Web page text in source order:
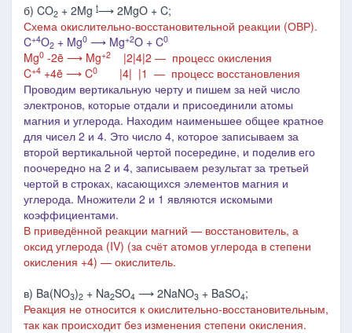
б) CO2 + 2Mg t⟶ 2MgO + C;
Схема окислительно-восстановительной реакции (ОВР).
C+4O2 + Mg0 ⟶ Mg+2O + C0
Mg0 -2ē ⟶ Mg+2 |2|4|2 ― процесс окисления
C+4 +4ē ⟶ C0 |4| |1 ― процесс восстановления
Проводим вертикальную черту и пишем за ней число
электронов, которые отдали и присоединили атомы
магния и углерода. Находим наименьшее общее кратное
для чисел 2 и 4. Это число 4, которое записываем за
второй вертикальной чертой посередине, и поделив его
поочередно на 2 и 4, записываем результат за третьей
чертой в строках, касающихся элементов магния и
углерода. Множители 2 и 1 являются искомыми
коэффициентами.
В приведённой реакции магний — восстановитель, а
оксид углерода (IV) (за счёт атомов углерода в степени
окисления +4) — окислитель.
в) Ba(NO3)2 + Na2SO4 ⟶ 2NaNO3 + BaSO4;
Реакция не относится к окислительно-восстановительным,
так как происходит без изменения степени окисления.